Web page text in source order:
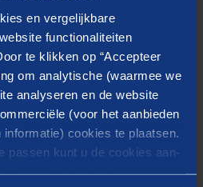
en vergelijkbare
functionaliteiten
te klikken op “Accepteer
om analytische (waarmee we
analyseren en de website
(voor het aanbieden
cookies te plaatsen.
passen kunt u de cookies aan-
en communities of
en positieve aanpak
een stem krijgt, zodat we
toewerken naar een
Mijn kracht ligt in het
kennis om complexe